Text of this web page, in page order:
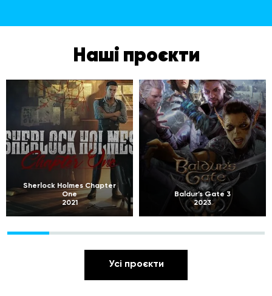
Наші проєкти
Sherlock Holmes Chapter
One
2021
Baldur’s Gate 3
2023
Усі проєкти